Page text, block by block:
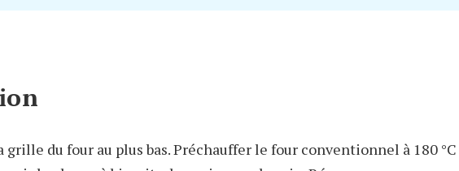
du four au plus bas. Préchauffer le four conventionnel à 180 °C